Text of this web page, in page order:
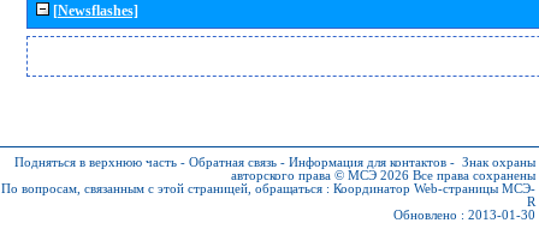
[Newsflashes]
Подняться в верхнюю часть - Обратная связь - Информация для контактов - Знак охраны
авторского права © МСЭ 2026 Все права сохранены
По вопросам, связанным с этой страницей, обращаться : Координатор Web-страницы МСЭ-
R
Обновлено : 2013-01-30